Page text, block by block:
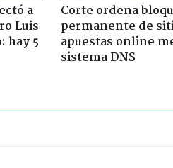
a
Luis
hay 5
Corte ordena
permanente de
apuestas online
sistema DNS